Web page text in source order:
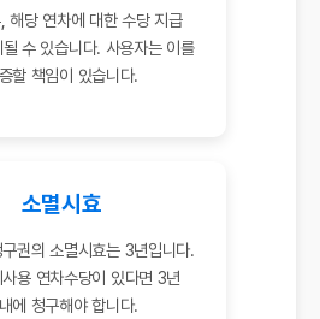
해당 연차에 대한 수당 지급
수 있습니다. 사용자는 이를
할 책임이 있습니다.
소멸시효
권의 소멸시효는 3년입니다.
용 연차수당이 있다면 3년
에 청구해야 합니다.